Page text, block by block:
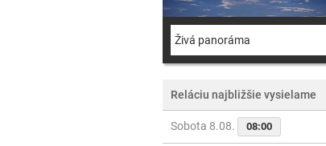
Živá panoráma
Reláciu najbližšie vysielame
Sobota 8.08. 08:00